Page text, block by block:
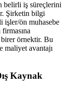
belirli iş süreçlerini
Şirketin bilgi
işler/ön muhasebe
örnektir. Bu
maliyet avantajı
Kaynak